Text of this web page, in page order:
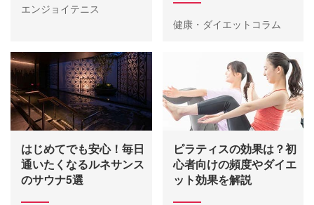
エンジョイテニス
健康・ダイエットコラム
はじめてでも安心！毎日
通いたくなるルネサンス
のサウナ5選
ピラティスの効果は？初
心者向けの頻度やダイエ
ット効果を解説